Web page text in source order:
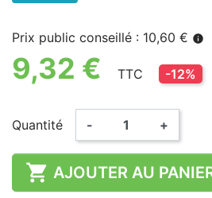
Prix public conseillé : 10,60 € info
9,32 € TTC -12%
Quantité - +
 AJOUTER AU